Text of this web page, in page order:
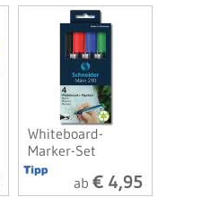
Whiteboard-
Marker-Set
ab € 4,95